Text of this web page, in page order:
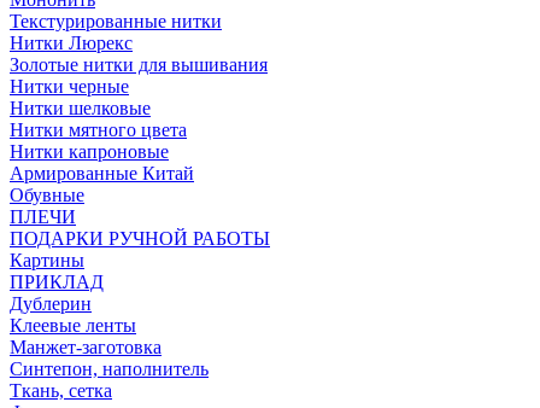
Текстурированные нитки
Нитки Люрекс
Золотые нитки для вышивания
Нитки черные
Нитки шелковые
Нитки мятного цвета
Нитки капроновые
Армированные Китай
Обувные
ПЛЕЧИ
ПОДАРКИ РУЧНОЙ РАБОТЫ
Картины
ПРИКЛАД
Дублерин
Клеевые ленты
Манжет-заготовка
Синтепон, наполнитель
Ткань, сетка